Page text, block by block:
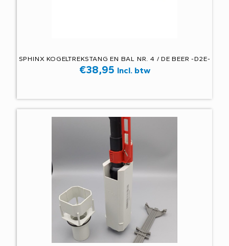
SPHINX KOGELTREKSTANG EN BAL NR. 4 / DE BEER -D2E-
€38,95 Incl. btw